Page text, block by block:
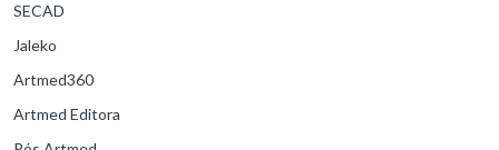
SECAD
Jaleko
Artmed360
Artmed Editora